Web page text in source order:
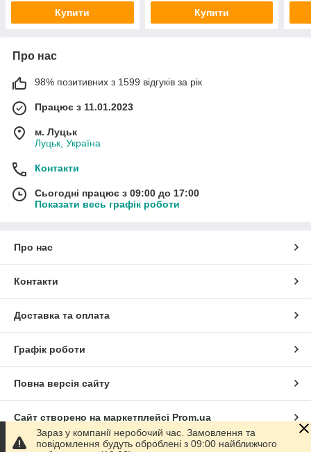
Купити Купити
Про нас
98% позитивних з 1599 відгуків за рік
Працює з 11.01.2023
м. Луцьк
Луцьк, Україна
Контакти
Сьогодні працює з 09:00 до 17:00
Показати весь графік роботи
Про нас
Контакти
Доставка та оплата
Графік роботи
Повна версія сайту
Сайт створено на маркетплейсі Prom.ua
Зараз у компанії неробочий час. Замовлення та
повідомлення будуть оброблені з 09:00 найближчого